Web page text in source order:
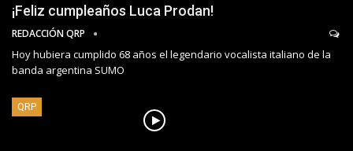
¡Feliz cumpleaños Luca Prodan!
REDACCIÓN QRP
Hoy hubiera cumplido 68 años el legendario vocalista italiano de la
banda argentina SUMO
QRP